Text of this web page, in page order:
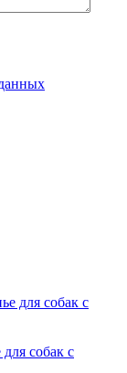
собак с